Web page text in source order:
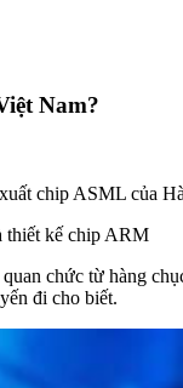
Nam?
chip ASML của
thiết kế chip ARM
chức từ hàng
đi cho biết.